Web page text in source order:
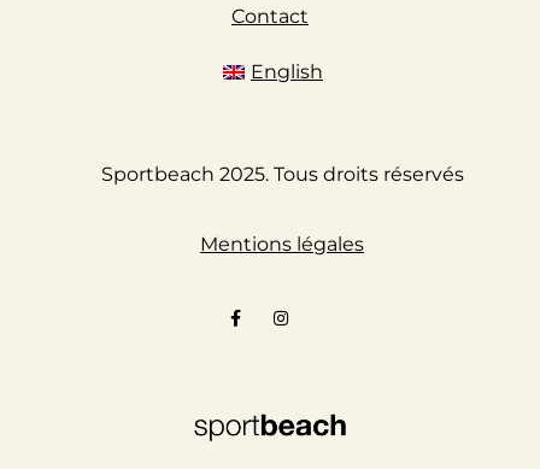
Contact
English
Sportbeach 2025. Tous droits réservés
Mentions légales